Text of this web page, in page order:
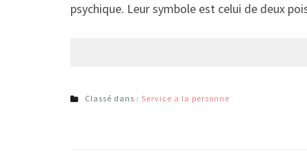
psychique. Leur symbole est celui de deux
Classé dans : Service a la personne